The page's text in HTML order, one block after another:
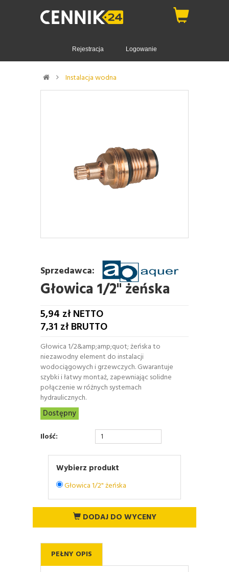
Rejestracja Logowanie
Instalacja wodna
Sprzedawca:
Głowica 1/2" żeńska
5,94 zł NETTO
7,31 zł BRUTTO
Głowica 1/2&amp;amp;quot; żeńska to
niezawodny element do instalacji
wodociągowych i grzewczych. Gwarantuje
szybki i łatwy montaż, zapewniając solidne
połączenie w różnych systemach
hydraulicznych.
Dostępny
Ilość:
Wybierz produkt
Głowica 1/2" żeńska
DODAJ DO WYCENY
PEŁNY OPIS